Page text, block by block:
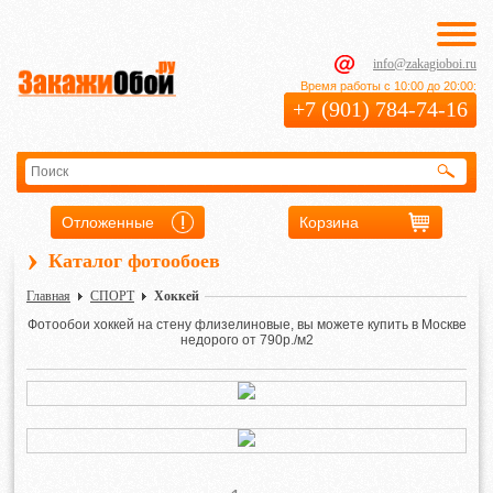
info@zakagioboi.ru
Время работы с 10:00 до 20:00:
+7 (901) 784-74-16
Отложенные Корзина
› Каталог фотообоев
Главная СПОРТ
Хоккей
Фотообои хоккей на стену флизелиновые, вы можете купить в Москве
недорого от 790р./м2